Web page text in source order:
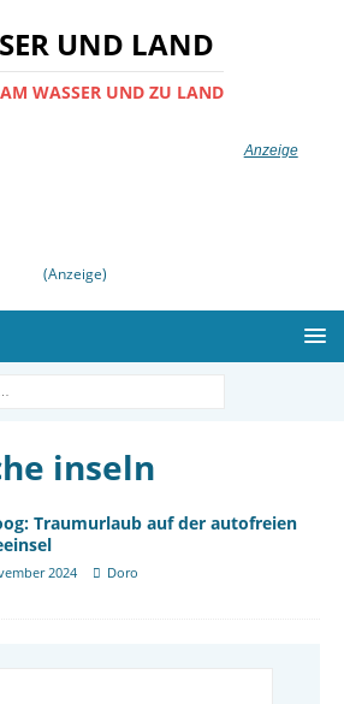
UND LAND
WASSER UND ZU LAND
(Anzeige)
inseln
Traumurlaub auf der autofreien
2024 Doro